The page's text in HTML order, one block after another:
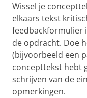
Wissel je
elkaars tekst
feedbackformulier
de opdracht. Doe
(bijvoorbeeld een
concepttekst hebt
schrijven van de
opmerkingen.